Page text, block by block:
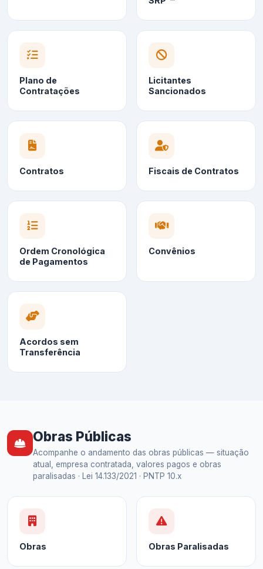
Plano de
Contratações
Licitantes
Sancionados
Contratos Fiscais de Contratos
Ordem Cronológica
de Pagamentos
Convênios
Acordos sem
Transferência
Obras Públicas
Acompanhe o andamento das obras públicas — situação
atual, empresa contratada, valores pagos e obras
paralisadas · Lei 14.133/2021 · PNTP 10.x
Obras Obras Paralisadas